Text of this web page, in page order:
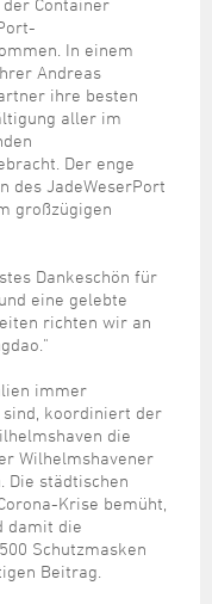
In einem
Andreas
ihre besten
aller im
Der enge
des JadeWeserPort
großzügigen
Dankeschön für
eine gelebte
richten wir an
immer
koordiniert der
die
Wilhelmshavener
Die städtischen
Krise bemüht,
damit die
Schutzmasken
Beitrag.